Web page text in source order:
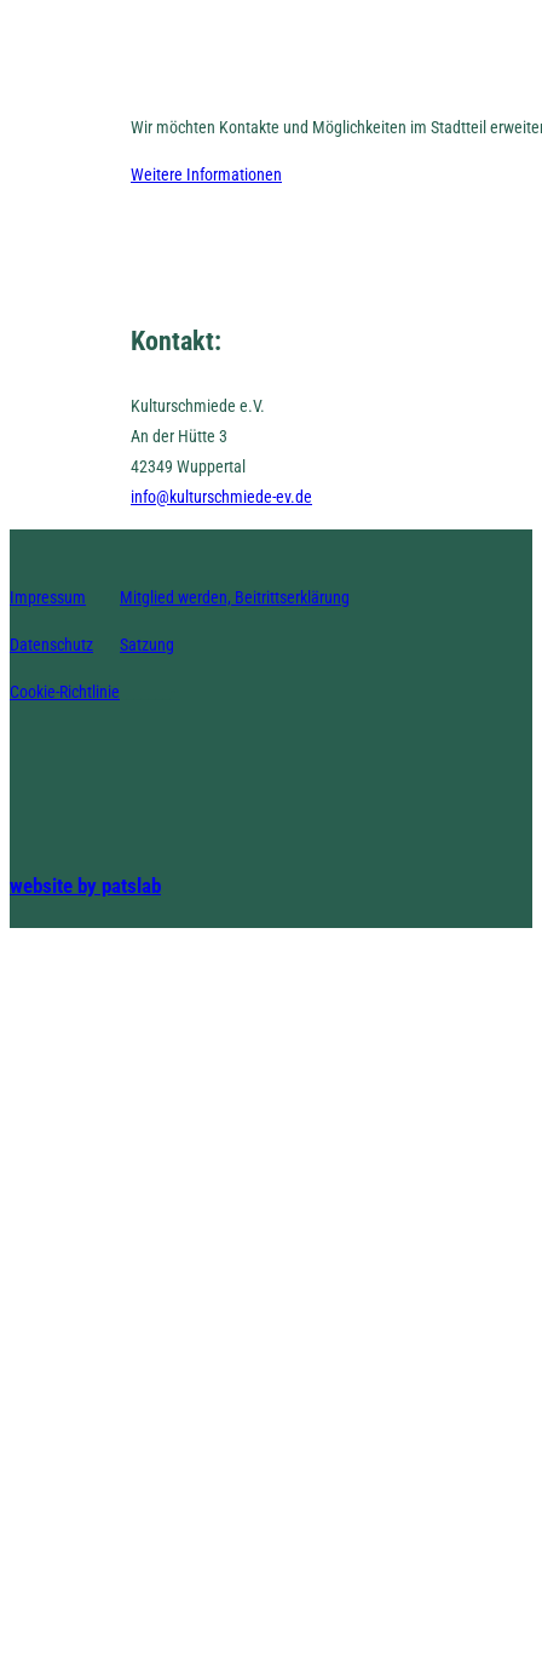
Wir möchten Kontakte und Möglichkeiten im Stadtteil
Weitere Informationen
Kontakt:
Kulturschmiede e.V.
An der Hütte 3
42349 Wuppertal
info@kulturschmiede-ev.de
Impressum
Datenschutz
Cookie-Richtlinie
Mitglied werden, Beitrittserklärung
Satzung
website by patslab